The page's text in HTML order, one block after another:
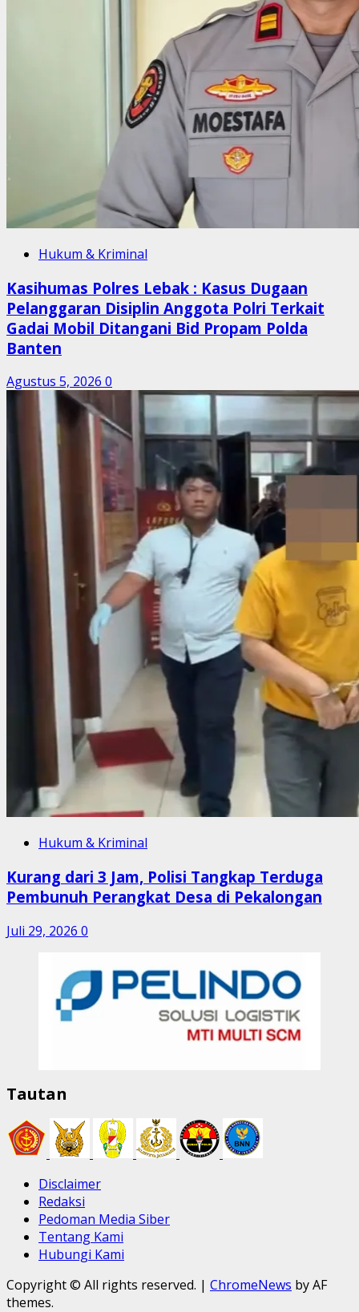
Hukum & Kriminal
Kasihumas Polres Lebak : Kasus Dugaan
Pelanggaran Disiplin Anggota Polri Terkait
Gadai Mobil Ditangani Bid Propam Polda
Banten
Agustus 5, 2026 0
Hukum & Kriminal
Kurang dari 3 Jam, Polisi Tangkap Terduga
Pembunuh Perangkat Desa di Pekalongan
Juli 29, 2026 0
Tautan
Disclaimer
Redaksi
Pedoman Media Siber
Tentang Kami
Hubungi Kami
Copyright © All rights reserved. | ChromeNews by AF
themes.